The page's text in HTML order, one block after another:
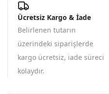
Ücretsiz Kargo & İade
Belirlenen tutarın
üzerindeki siparişlerde
kargo ücretsiz, iade süreci
kolaydır.